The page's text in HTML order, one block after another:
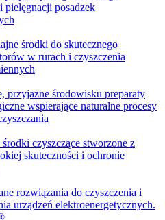
pielęgnacji posadzek
środki do skutecznego
w rurach i czyszczenia
przyjazne środowisku preparaty
wspierające naturalne procesy
czyszczące stworzone z
skuteczności i ochronie
rozwiązania do czyszczenia i
urządzeń elektroenergetycznych.